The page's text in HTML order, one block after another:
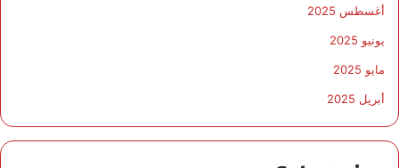
أغسطس 2025
يونيو 2025
مايو 2025
أبريل 2025